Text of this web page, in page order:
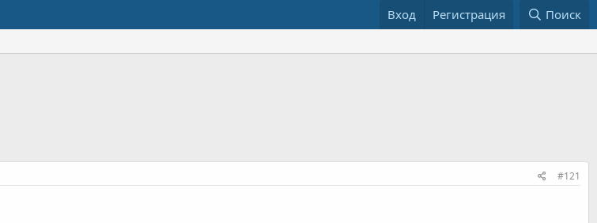
Вход Регистрация Поиск
#121